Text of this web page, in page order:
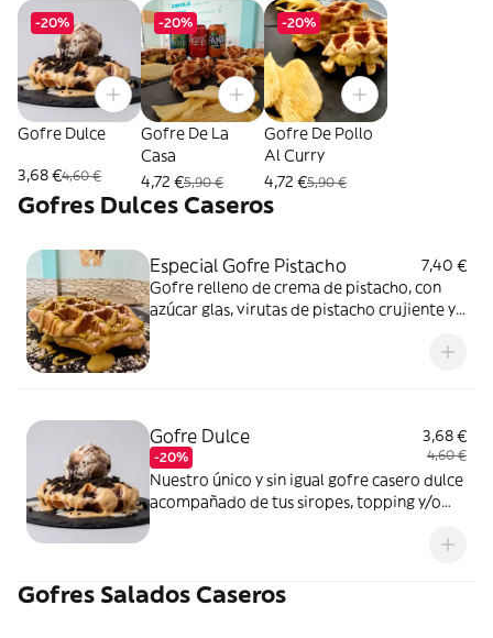
-20%
Gofre Dulce
3,68 €4,60 €
-20%
Gofre De La
Casa
4,72 €5,90 €
-20%
Gofre De Pollo
Al Curry
4,72 €5,90 €
Gofres Dulces Caseros
Especial Gofre Pistacho
7,40 €
Gofre relleno de crema de pistacho, con
azúcar glas, virutas de pistacho crujiente y
Gofre Dulce
-20%
3,68 €
4,60 €
Nuestro único y sin igual gofre casero dulce
acompañado de tus siropes, topping y/o
Gofres Salados Caseros